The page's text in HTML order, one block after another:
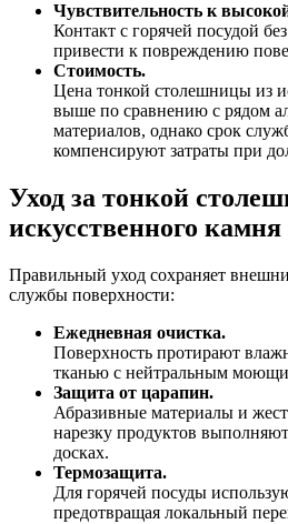
Чувствительность к
Контакт с горячей посудой
привести к повреждению
Стоимость.
Цена тонкой столешницы из
выше по сравнению с рядом
материалов, однако срок
компенсируют затраты при
Уход за тонкой
искусственного камня
Правильный уход сохраняет
службы поверхности:
Ежедневная очистка.
Поверхность протирают
тканью с нейтральным
Защита от царапин.
Абразивные материалы и
нарезку продуктов
досках.
Термозащита.
Для горячей посуды
предотвращая локальный